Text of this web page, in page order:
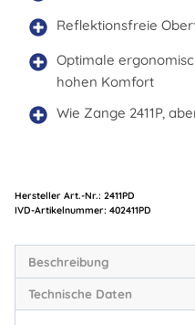
Reflektionsfreie
Optimale
hohen Komfort
Wie Zange 2411P,
Hersteller Art.-Nr.: 2411PD
Artikelnummer: 402411PD
Beschreibung
Technische Daten